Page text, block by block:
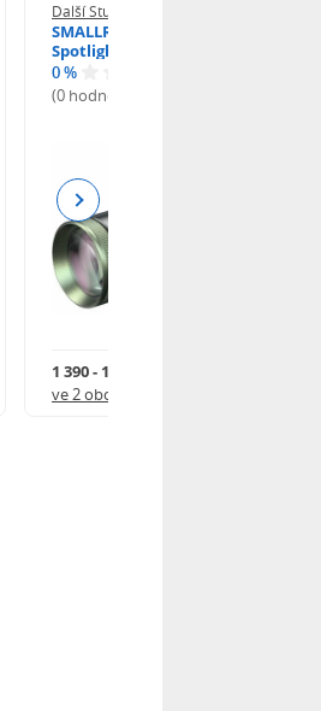
Další Studiová světla
SMALLRIG 6376 SP Air
Spotlight
0 %
(0 hodnocení)
1 390 - 1 590 Kč
ve 2 obchodech
Next